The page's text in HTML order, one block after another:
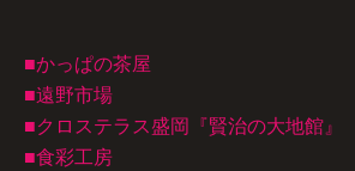
■かっぱの茶屋
■遠野市場
■クロステラス盛岡『賢治の大地館』
■食彩工房